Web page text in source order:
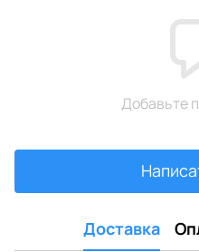
Добавьте
Доставка